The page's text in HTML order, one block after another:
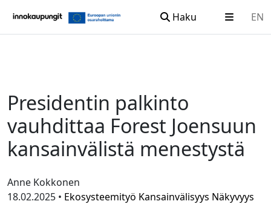
Haku EN
Presidentin palkinto
vauhdittaa Forest Joensuun
kansainvälistä menestystä
Anne Kokkonen
18.02.2025 • Ekosysteemityö Kansainvälisyys Näkyvyys